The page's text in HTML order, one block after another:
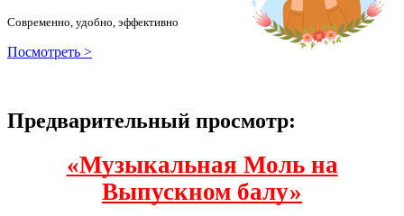
Современно, удобно, эффективно
Посмотреть >
Предварительный просмотр:
«Музыкальная Моль на
Выпускном балу»